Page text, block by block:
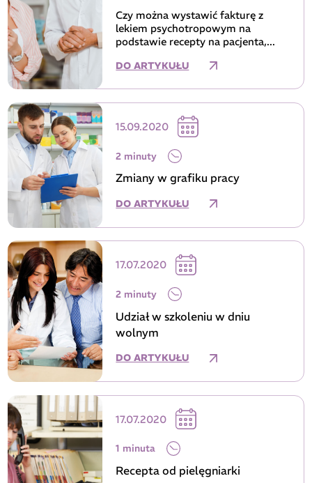
Czy można wystawić fakturę z
lekiem psychotropowym na
podstawie recepty na pacjenta,...
DO ARTYKUŁU
15.09.2020
2 minuty
Zmiany w grafiku pracy
DO ARTYKUŁU
17.07.2020
2 minuty
Udział w szkoleniu w dniu
wolnym
DO ARTYKUŁU
17.07.2020
1 minuta
Recepta od pielęgniarki